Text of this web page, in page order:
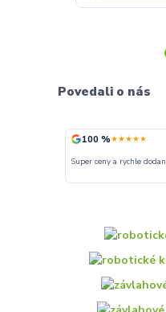
Povedali o nás
100 %★★★★★
Super ceny a rychle